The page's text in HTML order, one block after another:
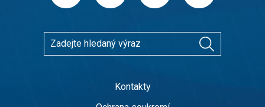
Kontakty